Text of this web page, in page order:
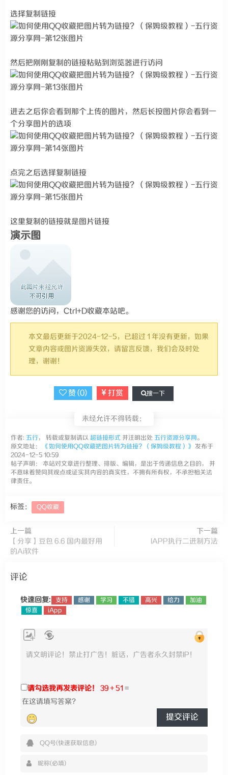
选择复制链接
然后把刚刚复制的链接粘贴到浏览器进行访问
进去之后你会看到那个上传的图片，然后长按图片你会看到一
个分享图片的选项
点完之后选择复制链接
这里复制的链接就是图片链接
演示图
感谢您的访问，Ctrl+D收藏本站吧。
本文最后更新于2024-12-5，已超过 1 年没有更新，如果
文章内容或图片资源失效，请留言反馈，我们会及时处
理，谢谢！
赞 (0) 打赏 搜一下
未经允许不得转载：
作者: 五行， 转载或复制请以 超链接形式 并注明出处 五行资源分享网。
原文地址：
《如何使用QQ收藏把图片转为链接？（保姆级教程）》 发布于
2024-12-5 10:59
帖子声明： 本站对文章进行整理、排版、编辑，是出于传递信息之目的， 并
不意味着赞同其观点或证实其内容的真实性，不拥有所有权，不承担相关法
律责任。
标签： QQ收藏
上一篇
【分享】豆包 6.6 国内最好用
的Ai软件
下一篇
IAPP执行二进制方法
评论
快速回复: 支持 感谢 学习 不错 高兴 给力
加油
惊喜
iApp
请勾选我再发表评论！ 39 + 51 =
提交评论